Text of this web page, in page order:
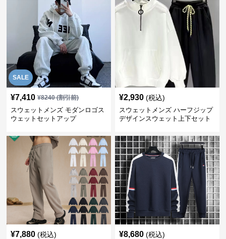
SALE
¥7,410 ¥8240(割引前)
スウェットメンズ モダンロゴス
ウェットセットアップ
¥2,930 (税込)
スウェットメンズ ハーフジップ
デザインスウェット上下セット
¥7,880 (税込) ¥8,680 (税込)